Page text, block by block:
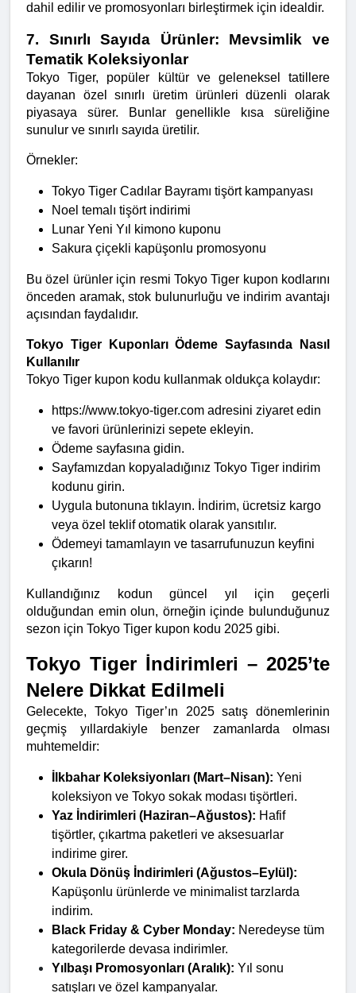
dahil edilir ve promosyonları birleştirmek için idealdir.
7. Sınırlı Sayıda Ürünler: Mevsimlik ve
Tematik Koleksiyonlar
Tokyo Tiger, popüler kültür ve geleneksel tatillere
dayanan özel sınırlı üretim ürünleri düzenli olarak
piyasaya sürer. Bunlar genellikle kısa süreliğine
sunulur ve sınırlı sayıda üretilir.
Örnekler:
Tokyo Tiger Cadılar Bayramı tişört kampanyası
Noel temalı tişört indirimi
Lunar Yeni Yıl kimono kuponu
Sakura çiçekli kapüşonlu promosyonu
Bu özel ürünler için resmi Tokyo Tiger kupon kodlarını
önceden aramak, stok bulunurluğu ve indirim avantajı
açısından faydalıdır.
Tokyo Tiger Kuponları Ödeme Sayfasında Nasıl
Kullanılır
Tokyo Tiger kupon kodu kullanmak oldukça kolaydır:
https://www.tokyo-tiger.com adresini ziyaret edin
ve favori ürünlerinizi sepete ekleyin.
Ödeme sayfasına gidin.
Sayfamızdan kopyaladığınız Tokyo Tiger indirim
kodunu girin.
Uygula butonuna tıklayın. İndirim, ücretsiz kargo
veya özel teklif otomatik olarak yansıtılır.
Ödemeyi tamamlayın ve tasarrufunuzun keyfini
çıkarın!
Kullandığınız kodun güncel yıl için geçerli
olduğundan emin olun, örneğin içinde bulunduğunuz
sezon için Tokyo Tiger kupon kodu 2025 gibi.
Tokyo Tiger İndirimleri – 2025’te
Nelere Dikkat Edilmeli
Gelecekte, Tokyo Tiger’ın 2025 satış dönemlerinin
geçmiş yıllardakiyle benzer zamanlarda olması
muhtemeldir:
İlkbahar Koleksiyonları (Mart–Nisan): Yeni
koleksiyon ve Tokyo sokak modası tişörtleri.
Yaz İndirimleri (Haziran–Ağustos): Hafif
tişörtler, çıkartma paketleri ve aksesuarlar
indirime girer.
Okula Dönüş İndirimleri (Ağustos–Eylül):
Kapüşonlu ürünlerde ve minimalist tarzlarda
indirim.
Black Friday & Cyber Monday: Neredeyse tüm
kategorilerde devasa indirimler.
Yılbaşı Promosyonları (Aralık): Yıl sonu
satışları ve özel kampanyalar.